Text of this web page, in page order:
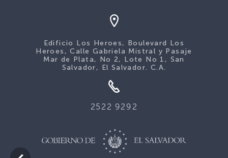
Edificio Los Heroes, Boulevard Los
Heroes, Calle Gabriela Mistral y Pasaje
Mar de Plata, No 2, Lote No 1, San
Salvador, El Salvador. C.A.
2522 9292